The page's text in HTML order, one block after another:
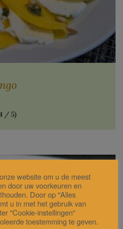
/ 5)
website om u de meest
door uw voorkeuren en
Door op "Alles
u in met het gebruik van
"Cookie-instellingen"
toestemming te geven.